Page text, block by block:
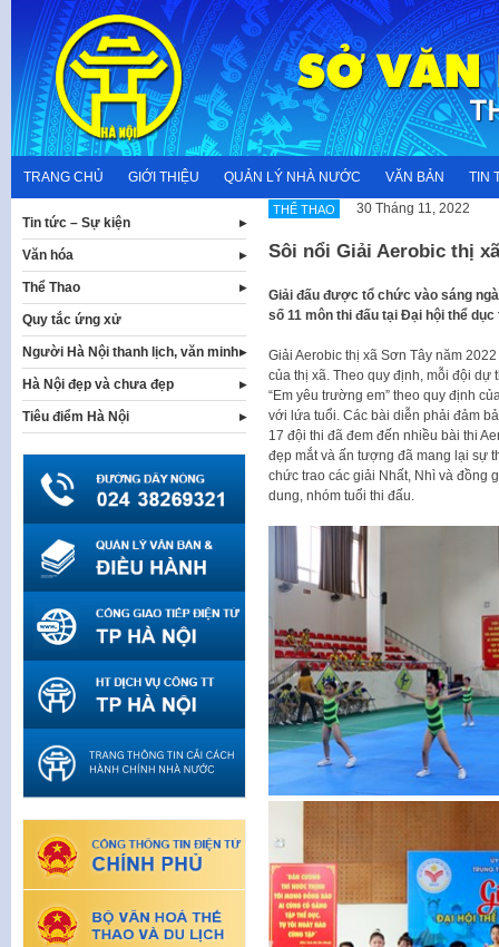
content
TRANG CHỦ GIỚI THIỆU QUẢN LÝ NHÀ NƯỚC VĂN BẢN TIN
THỂ THAO 30 Tháng 11, 2022
Sôi nổi Giải Aerobic thị
Giải đấu được tổ chức vào sáng
số 11 môn thi đấu tại Đại hội thể
Giải Aerobic thị xã Sơn Tây năm
của thị xã. Theo quy định, mỗi đội dự
“Em yêu trường em” theo quy định
với lứa tuổi. Các bài diễn phải đảm
17 đội thi đã đem đến nhiều bài thi
đẹp mắt và ấn tượng đã mang lại sự
chức trao các giải Nhất, Nhì và đồng
dung, nhóm tuổi thi đấu.
Tin tức – Sự kiện
Văn hóa
Thể Thao
Quy tắc ứng xử
Người Hà Nội thanh lịch, văn minh
Hà Nội đẹp và chưa đẹp
Tiêu điểm Hà Nội